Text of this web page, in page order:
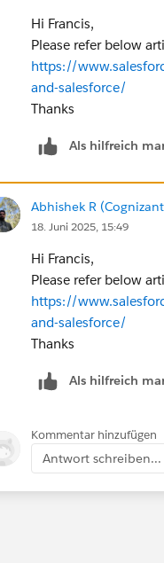
Hi Francis,
Please refer below
https://
and-salesforce/
Thanks
Als hilfreich
Abhishek R
18. Juni 2025, 15:49
Hi Francis,
Please refer below
https://
and-salesforce/
Thanks
Als hilfreich
Kommentar hinzufügen
Antwort schreiben...